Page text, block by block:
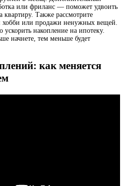
или фриланс — поможет удвоить
квартиру. Также рассмотрите
хобби или продажи ненужных вещей.
ускорить накопление на ипотеку.
начнете, тем меньше будет
как меняется